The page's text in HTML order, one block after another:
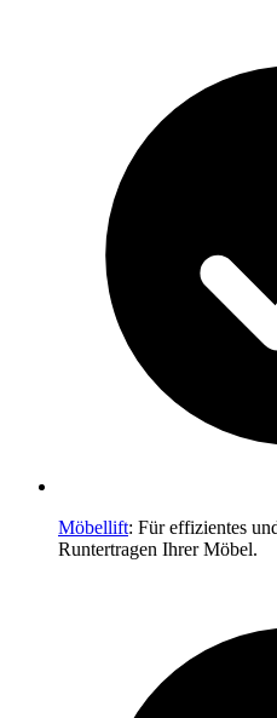
Möbellift: Für effizientes
Runtertragen Ihrer Möbel.